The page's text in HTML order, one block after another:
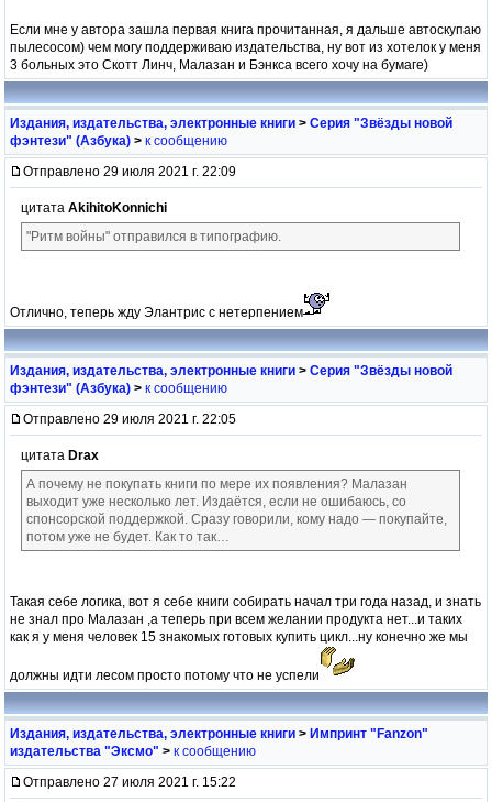
Если мне у автора зашла первая книга прочитанная, я дальше автоскупаю
пылесосом) чем могу поддерживаю издательства, ну вот из хотелок у меня
3 больных это Скотт Линч, Малазан и Бэнкса всего хочу на бумаге)
Издания, издательства, электронные книги > Серия "Звёзды новой
фэнтези" (Азбука) > к сообщению
Отправлено 29 июля 2021 г. 22:09
цитата AkihitoKonnichi
"Ритм войны" отправился в типографию.
Отлично, теперь жду Элантрис с нетерпением
Издания, издательства, электронные книги > Серия "Звёзды новой
фэнтези" (Азбука) > к сообщению
Отправлено 29 июля 2021 г. 22:05
цитата Drax
А почему не покупать книги по мере их появления? Малазан
выходит уже несколько лет. Издаётся, если не ошибаюсь, со
спонсорской поддержкой. Сразу говорили, кому надо — покупайте,
потом уже не будет. Как то так…
Такая себе логика, вот я себе книги собирать начал три года назад, и знать
не знал про Малазан ,а теперь при всем желании продукта нет...и таких
как я у меня человек 15 знакомых готовых купить цикл...ну конечно же мы
должны идти лесом просто потому что не успели
Издания, издательства, электронные книги > Импринт "Fanzon"
издательства "Эксмо" > к сообщению
Отправлено 27 июля 2021 г. 15:22